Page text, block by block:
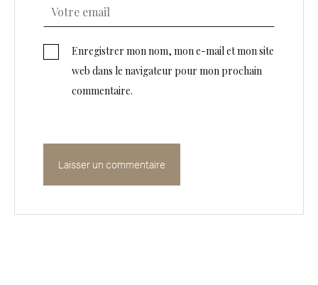
Enregistrer mon nom, mon e-mail et mon site
web dans le navigateur pour mon prochain
commentaire.